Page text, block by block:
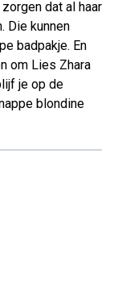
dat al haar
Die kunnen
badpakje. En
om Lies Zhara
je op de
blondine